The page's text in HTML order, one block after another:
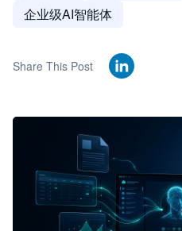
企业级AI智能体
Share This Post